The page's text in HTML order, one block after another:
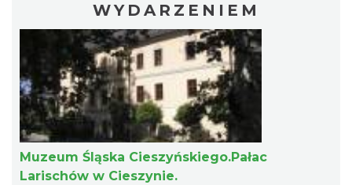
Cieszyn
2026-08-09
0.34 km
WYDARZENIEM
Muzeum Śląska Cieszyńskiego.Pałac
Larischów w Cieszynie.